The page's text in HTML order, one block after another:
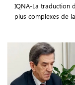
IQNA-La traduction
plus complexes de